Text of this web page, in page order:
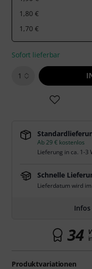
Produktvariationen
1,80 €
1,70 €
Sofort lieferbar
1
Ab 29 € kostenlos
Lieferung in ca. 1-3
Schnelle
Lieferdatum wird
34